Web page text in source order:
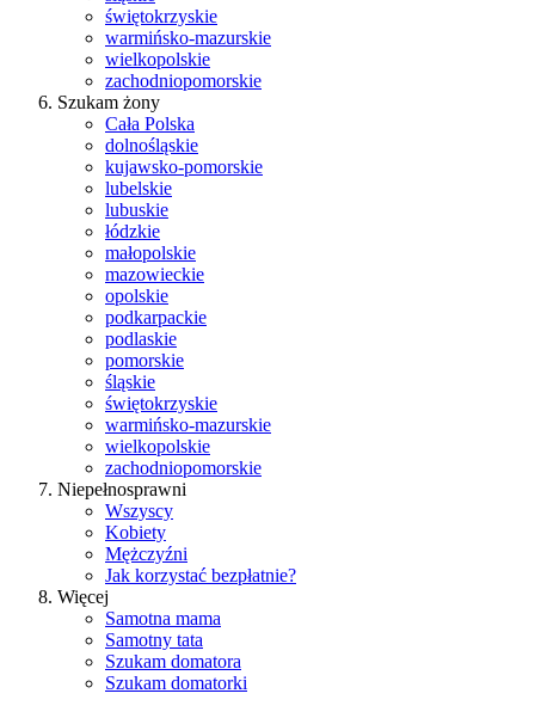
świętokrzyskie
warmińsko-mazurskie
wielkopolskie
zachodniopomorskie
Szukam żony
Cała Polska
dolnośląskie
kujawsko-pomorskie
lubelskie
lubuskie
łódzkie
małopolskie
mazowieckie
opolskie
podkarpackie
podlaskie
pomorskie
śląskie
świętokrzyskie
warmińsko-mazurskie
wielkopolskie
zachodniopomorskie
Niepełnosprawni
Wszyscy
Kobiety
Mężczyźni
Jak korzystać bezpłatnie?
Więcej
Samotna mama
Samotny tata
Szukam domatora
Szukam domatorki